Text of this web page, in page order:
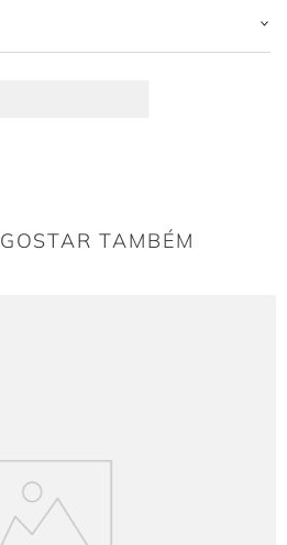
em crepe acetinado, com mangas longas
nos punhos.
é clássica?TAMBÉM